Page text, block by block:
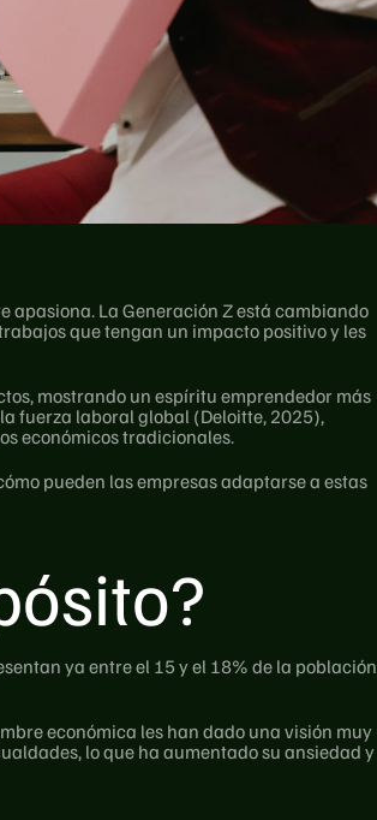
apasiona. La Generación Z está cambiando
que tengan un impacto positivo y les
mostrando un espíritu emprendedor más
fuerza laboral global (Deloitte, 2025),
económicos tradicionales.
pueden las empresas adaptarse a estas
ya entre el 15 y el 18% de la población
económica les han dado una visión muy
lo que ha aumentado su ansiedad y